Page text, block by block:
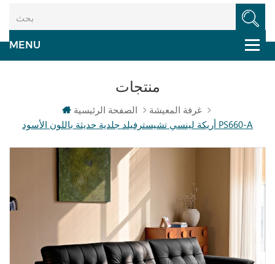
منتجات
الصفحة الرئيسية
غرفة المعيشة
أريكة لينسي تشيسترفيلد جلدية حديثة باللون الأسود PS660-A